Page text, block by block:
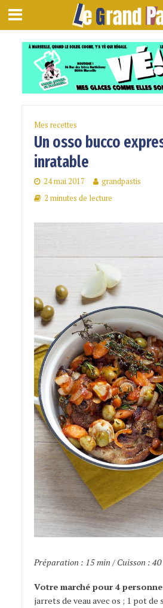
Mes recettes
Un osso bucco
inratable
24 mai 2017
grandpastis
2 minutes de lecture
Préparation : 15 min / Cuisson :
Votre marché pour 4
jarrets de veau avec os ; 1 pot de